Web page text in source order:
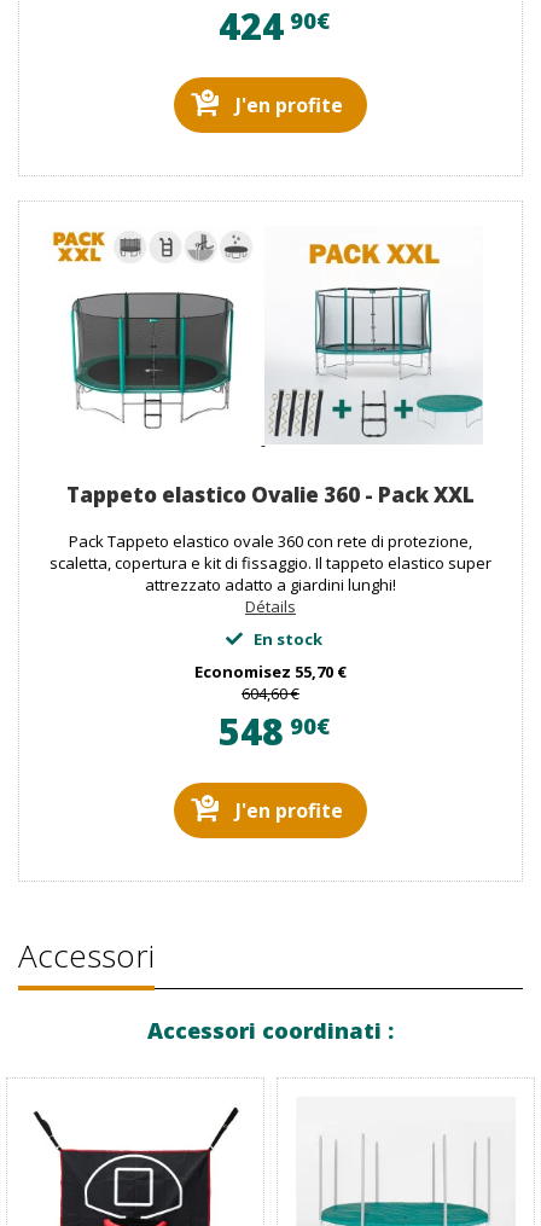
424 90€
J'en profite
Tappeto elastico Ovalie 360 - Pack XXL
Pack Tappeto elastico ovale 360 con rete di protezione,
scaletta, copertura e kit di fissaggio. Il tappeto elastico super
attrezzato adatto a giardini lunghi!
Détails
En stock
Economisez 55,70 €
604,60 €
548 90€
J'en profite
Accessori
Accessori coordinati :